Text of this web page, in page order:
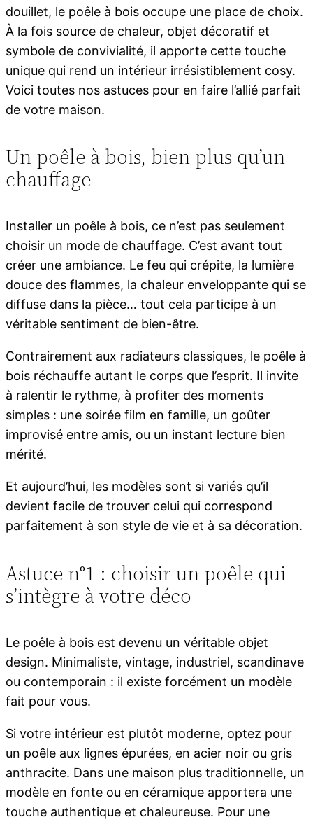
douillet, le poêle à bois occupe une place de choix.
À la fois source de chaleur, objet décoratif et
symbole de convivialité, il apporte cette touche
unique qui rend un intérieur irrésistiblement cosy.
Voici toutes nos astuces pour en faire l’allié parfait
de votre maison.
Un poêle à bois, bien plus qu’un
chauffage
Installer un poêle à bois, ce n’est pas seulement
choisir un mode de chauffage. C’est avant tout
créer une ambiance. Le feu qui crépite, la lumière
douce des flammes, la chaleur enveloppante qui se
diffuse dans la pièce… tout cela participe à un
véritable sentiment de bien-être.
Contrairement aux radiateurs classiques, le poêle à
bois réchauffe autant le corps que l’esprit. Il invite
à ralentir le rythme, à profiter des moments
simples : une soirée film en famille, un goûter
improvisé entre amis, ou un instant lecture bien
mérité.
Et aujourd’hui, les modèles sont si variés qu’il
devient facile de trouver celui qui correspond
parfaitement à son style de vie et à sa décoration.
Astuce n°1 : choisir un poêle qui
s’intègre à votre déco
Le poêle à bois est devenu un véritable objet
design. Minimaliste, vintage, industriel, scandinave
ou contemporain : il existe forcément un modèle
fait pour vous.
Si votre intérieur est plutôt moderne, optez pour
un poêle aux lignes épurées, en acier noir ou gris
anthracite. Dans une maison plus traditionnelle, un
modèle en fonte ou en céramique apportera une
touche authentique et chaleureuse. Pour une